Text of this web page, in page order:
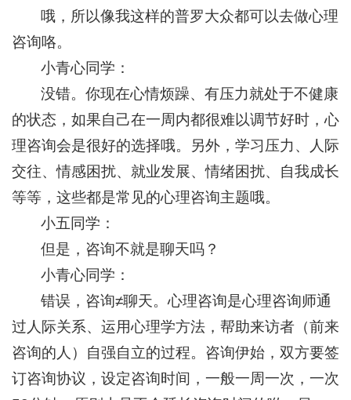
哦，所以像我这样的普罗大众都可以去做心理
咨询咯。
小青心同学：
没错。你现在心情烦躁、有压力就处于不健康
的状态，如果自己在一周内都很难以调节好时，心
理咨询会是很好的选择哦。另外，学习压力、人际
交往、情感困扰、就业发展、情绪困扰、自我成长
等等，这些都是常见的心理咨询主题哦。
小五同学：
但是，咨询不就是聊天吗？
小青心同学：
错误，咨询≠聊天。心理咨询是心理咨询师通
过人际关系、运用心理学方法，帮助来访者（前来
咨询的人）自强自立的过程。咨询伊始，双方要签
订咨询协议，设定咨询时间，一般一周一次，一次